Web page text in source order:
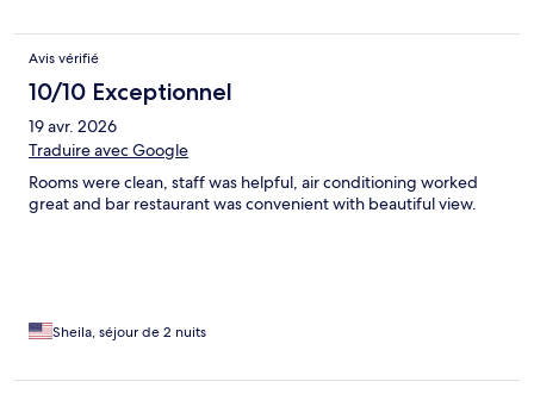
Avis vérifié
10/10 Exceptionnel
19 avr. 2026
Traduire avec Google
Rooms were clean, staff was helpful, air conditioning worked
great and bar restaurant was convenient with beautiful view.
Sheila, séjour de 2 nuits